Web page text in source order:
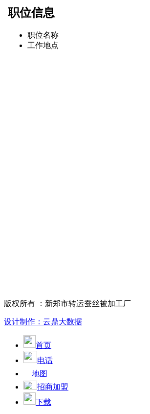
版权所有 ：新郑市转运蚕丝被加工厂
设计制作：云鼎大数据
首页
电话
地图
招商加盟
下载